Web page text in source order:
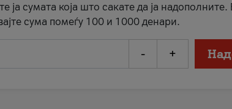
ја сумата која што сакате да ја
сума помеѓу 100 и 1000 денари.
- +